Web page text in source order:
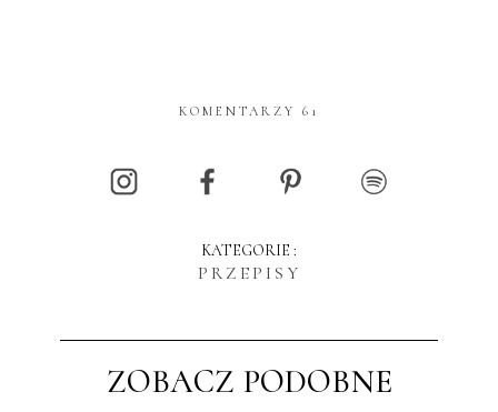
KOMENTARZY 61
KATEGORIE :
PRZEPISY
ZOBACZ PODOBNE